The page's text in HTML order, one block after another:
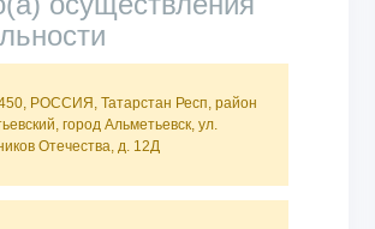
РОССИЯ, Татарстан Респ, район
город Альметьевск, ул.
Отечества, д. 12Д